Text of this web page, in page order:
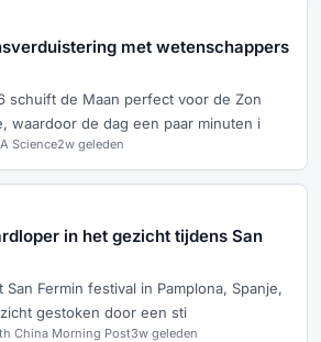
met wetenschappers
schuift de Maan perfect voor de Zon
waardoor de dag een paar minuten i
Science2w geleden
in het gezicht tijdens San
Fermin festival in Pamplona, Spanje,
gestoken door een sti
China Morning Post3w geleden